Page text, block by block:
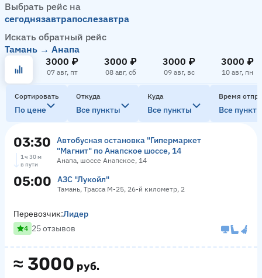
Выбрать рейс на
сегоднязавтрапослезавтра
Искать обратный рейс
Тамань → Анапа
3000 ₽
07 авг, пт
3000 ₽
08 авг, сб
3000 ₽
09 авг, вс
3000 ₽
10 авг, пн
Сортировать
По цене
Откуда
Все пункты
Куда
Все пункты
Время
Все
03:30
Автобусная остановка "Гипермаркет
"Магнит" по Анапское шоссе, 14
Анапа, шоссе Анапское, 14
1 ч 30 м
в пути
05:00 АЗС "Лукойл"
Тамань, Трасса М-25, 26-й километр, 2
≈ 3000 руб.
Перевозчик:Лидер
4 25 отзывов